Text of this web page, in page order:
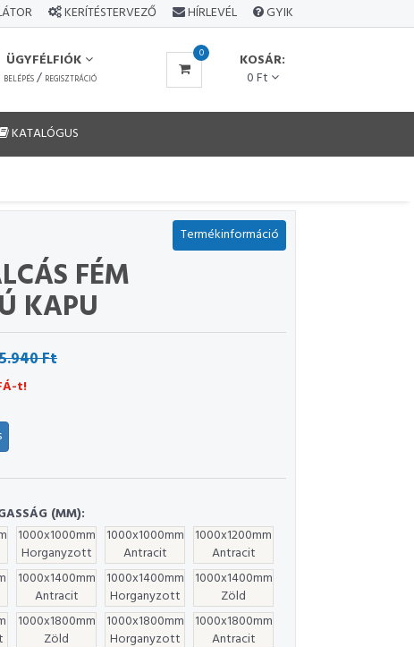
KERÍTÉSTERVEZŐ HÍRLEVÉL GYIK
ÜGYFÉLFIÓK
BELÉPÉS/ REGISZTRÁCIÓ
0
KOSÁR:
0 Ft
KATALÓGUS
Termékinformáció
FÉM
KAPU
Ft
t!
(MM):
1000x1000mm
Horganyzott
1000x1000mm
Antracit
1000x1200mm
Antracit
1000x1400mm
Antracit
1000x1400mm
Horganyzott
1000x1400mm
Zöld
1000x1800mm
Zöld
1000x1800mm
Horganyzott
1000x1800mm
Antracit